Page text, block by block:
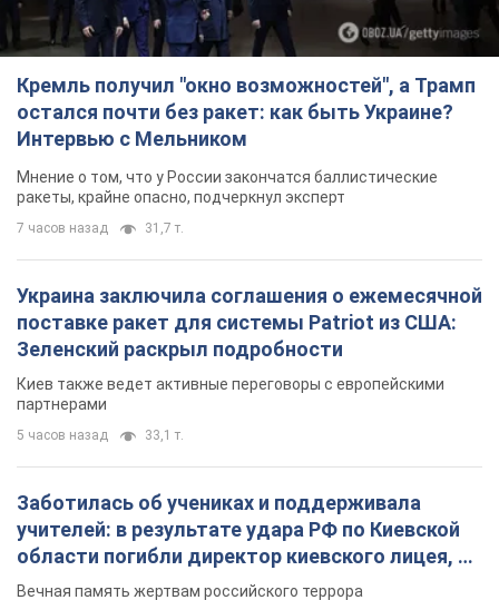
Кремль получил "окно возможностей", а Трамп
остался почти без ракет: как быть Украине?
Интервью с Мельником
Мнение о том, что у России закончатся баллистические
ракеты, крайне опасно, подчеркнул эксперт
7 часов назад 31,7 т.
Украина заключила соглашения о ежемесячной
поставке ракет для системы Patriot из США:
Зеленский раскрыл подробности
Киев также ведет активные переговоры с европейскими
партнерами
5 часов назад 33,1 т.
Заботилась об учениках и поддерживала
учителей: в результате удара РФ по Киевской
области погибли директор киевского лицея, её
муж и внук
Вечная память жертвам российского террора